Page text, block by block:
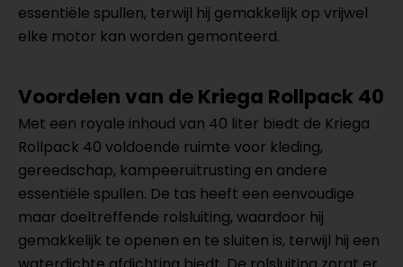
essentiële spullen, terwijl hij gemakkelijk op vrijwel
elke motor kan worden gemonteerd.
Voordelen van de Kriega Rollpack 40
Met een royale inhoud van 40 liter biedt de Kriega
Rollpack 40 voldoende ruimte voor kleding,
gereedschap, kampeeruitrusting en andere
essentiële spullen. De tas heeft een eenvoudige
maar doeltreffende rolsluiting, waardoor hij
gemakkelijk te openen en te sluiten is, terwijl hij een